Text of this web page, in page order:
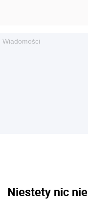
Wiadomości
Niestety nic